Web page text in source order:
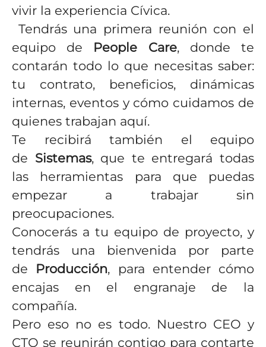
vivir la experiencia Cívica.
Tendrás una primera reunión con el
equipo de People Care, donde te
contarán todo lo que necesitas saber:
tu contrato, beneficios, dinámicas
internas, eventos y cómo cuidamos de
quienes trabajan aquí.
Te recibirá también el equipo
de Sistemas, que te entregará todas
las herramientas para que puedas
empezar a trabajar sin
preocupaciones.
Conocerás a tu equipo de proyecto, y
tendrás una bienvenida por parte
de Producción, para entender cómo
encajas en el engranaje de la
compañía.
Pero eso no es todo. Nuestro CEO y
CTO se reunirán contigo para contarte